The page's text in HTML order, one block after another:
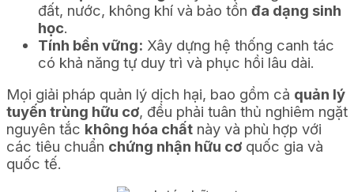
đất, nước, không khí và bảo tồn đa dạng sinh
học.
Tính bền vững: Xây dựng hệ thống canh tác
có khả năng tự duy trì và phục hồi lâu dài.
Mọi giải pháp quản lý dịch hại, bao gồm cả quản lý
tuyến trùng hữu cơ, đều phải tuân thủ nghiêm ngặt
nguyên tắc không hóa chất này và phù hợp với
các tiêu chuẩn chứng nhận hữu cơ quốc gia và
quốc tế.